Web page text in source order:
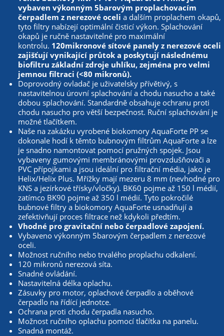
vybaven výkonným 5barovým proplachovacím
čerpadlem z nerezové ocelia dalším proplachem okapů,
tyto filtry nabízejí optimální čisticí výkon. Splachování
okapů je ručně nastavitelné pro maximální
kontrolu. 120mikronové sítové panely z nerezové oceli
zajišťují vynikající průtok a poskytují následnému
biofiltru základní zdroje uhlíku, zejména pro velmi
jemnou filtraci (<80 mikronů).
Doprovodný ovladač je uživatelsky přívětivý, s
nastavitelnou úrovní splachování a chodu nasucho a také
dobou splachování. Standardně obsahuje ochranu proti
chodu nasucho pro větší bezpečnost. Ruční splachování je
možné tlačítkem.
Naše na zakázku vyrobené biokomory AquaForte PP se
dokonale hodí k těmto bubnovým filtrům AquaForte a lze
je snadno namontovat pomocí pružných spojek. Jsou
vybaveny gumovými membránovými provzdušňovači a
PVC přípojkami a jsou ideální pro filtrační média, jako je
Helix/Helix Plus. Mřížky mají mezeru 8 mm (nevhodné pro
KNS a jezírkové třísky/vločky). BK60 pojme až 150 l médií,
zatímco BK90 pojme až 350 l médií. Tyto pokročilé
bubnové filtry a biokomory AquaForte usnadňují a
zefektivňují proces filtrace než kdykoli předtím.
Vhodné pro gravitační nebo čerpadlové zapojení.
Vybaveno výkonným 5barovým čerpadlem z nerezové
oceli.
Možnost ručního nebo trvalého proplachu odkalení.
120 mikronů nerezová síta.
Snadné ovládání.
Nastavitelná délka oplachu.
Zásuvky pro motor, oplachové čerpadlo a oběhové
čerpadlo na řídící jednotce.
Ochrana proti chodu čerpadla nasucho.
Možnost ručního oplachu pomocí tlačítka na panelu.
Snadná montáž.